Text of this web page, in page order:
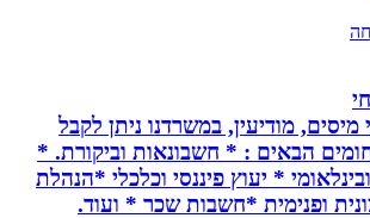
מודיעין, במשרדנו ניתן לקבל
הבאים : * חשבונאות וביקורת. *
* יעוץ פיננסי וכלכלי *הנהלת
ופנימית *חשבות שכר * ועוד.